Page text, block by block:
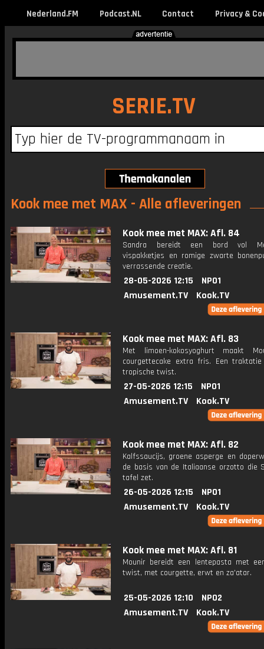
Nederland.FM Podcast.NL Contact Privacy &
SERIE.TV
Kook mee met MAX - Alle afleveringen
Kook mee met MAX: Afl. 84
Sandra bereidt een bord vol
vispakketjes en romige zwarte
verrassende creatie.
28-05-2026 12:15
NPO1
Amusement.TV
Kook.TV
Kook mee met MAX: Afl. 83
Met limoen-kokosyoghurt maakt
courgettecake extra fris. Een
tropische twist.
27-05-2026 12:15
NPO1
Amusement.TV
Kook.TV
Kook mee met MAX: Afl. 82
Kalfssaucijs, groene asperge en
de basis van de Italiaanse orzotto die
tafel zet.
26-05-2026 12:15
NPO1
Amusement.TV
Kook.TV
Kook mee met MAX: Afl. 81
Mounir bereidt een lentepasta met
twist, met courgette, erwt en za'atar.
25-05-2026 12:10
NPO2
Amusement.TV
Kook.TV